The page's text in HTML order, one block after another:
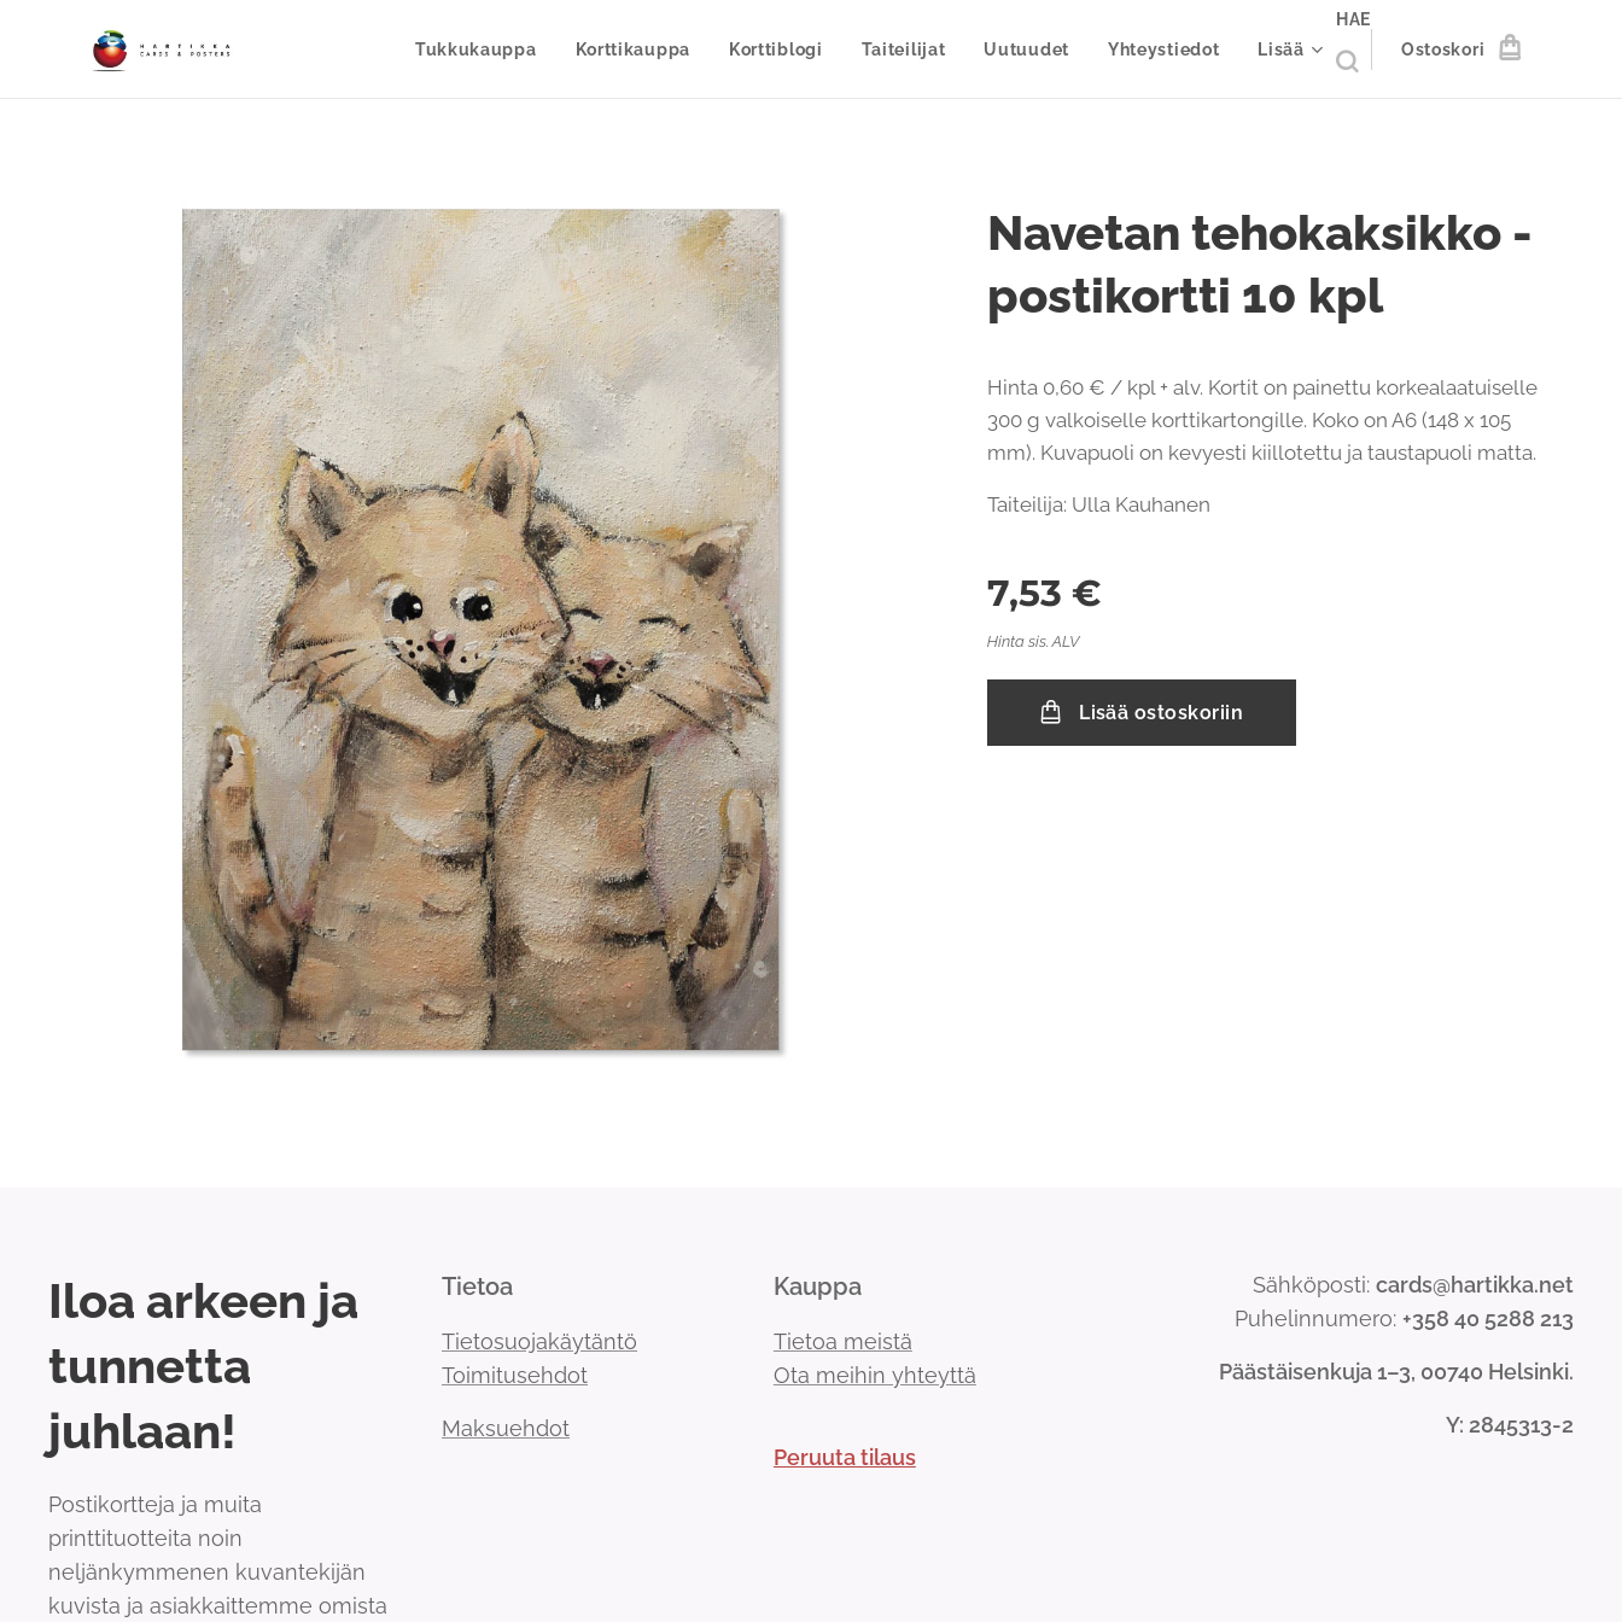
Tukkukauppa Korttikauppa Korttiblogi Taiteilijat Uutuudet Yhteystiedot Lisää
HAE
Ostoskori
Navetan tehokaksikko -
postikortti 10 kpl
Hinta 0,60 € / kpl + alv. Kortit on painettu korkealaatuiselle
300 g valkoiselle korttikartongille. Koko on A6 (148 x 105
mm). Kuvapuoli on kevyesti kiillotettu ja taustapuoli matta.
Taiteilija: Ulla Kauhanen
7,53 €
Hinta sis. ALV
Lisää ostoskoriin
Iloa arkeen ja
tunnetta
juhlaan!
Postikortteja ja muita
printtituotteita noin
neljänkymmenen kuvantekijän
kuvista ja asiakkaittemme omista
Tietoa
Tietosuojakäytäntö
Toimitusehdot
Maksuehdot
Kauppa
Tietoa meistä
Ota meihin yhteyttä
Peruuta tilaus
Sähköposti: cards@hartikka.net
Puhelinnumero: +358 40 5288 213
Päästäisenkuja 1–3, 00740 Helsinki.
Y: 2845313-2